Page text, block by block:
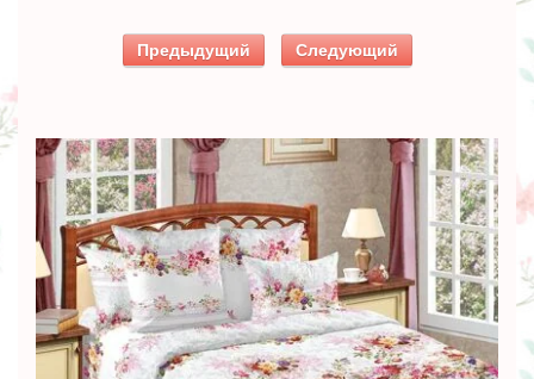
Предыдущий Следующий